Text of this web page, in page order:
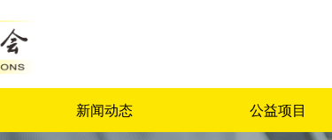
新闻动态 公益项目